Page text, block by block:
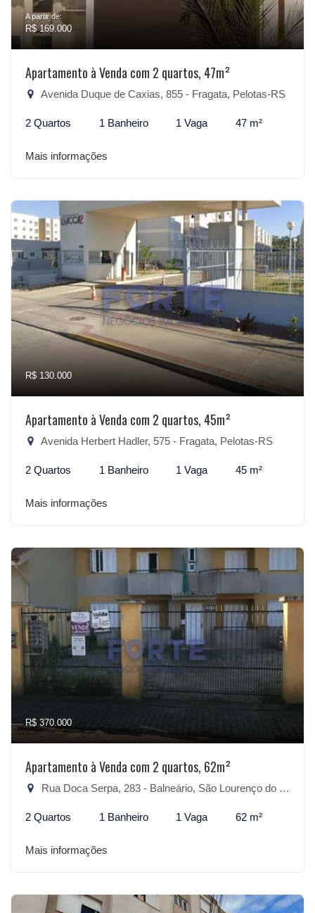
A partir de:
R$ 169.000
Apartamento à Venda com 2 quartos, 47m²
Avenida Duque de Caxias, 855 - Fragata, Pelotas-RS
2 Quartos 1 Banheiro 1 Vaga 47 m²
Mais informações
R$ 130.000
Apartamento à Venda com 2 quartos, 45m²
Avenida Herbert Hadler, 575 - Fragata, Pelotas-RS
2 Quartos 1 Banheiro 1 Vaga 45 m²
Mais informações
R$ 370.000
Apartamento à Venda com 2 quartos, 62m²
Rua Doca Serpa, 283 - Balneário, São Lourenço do Sul-RS
2 Quartos 1 Banheiro 1 Vaga 62 m²
Mais informações